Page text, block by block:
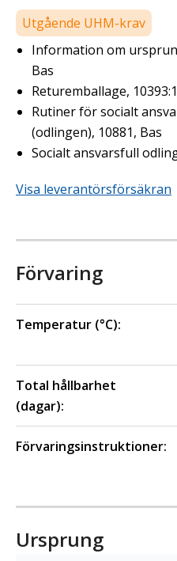
Utgående UHM-krav
Information om
Bas
Returemballage,
Rutiner för socialt
(odlingen), 10881, Bas
Socialt ansvarsfull
Visa leverantörsförsäkran
Förvaring
Temperatur (°C):
Total hållbarhet
(dagar):
Förvaringsinstruktioner:
Ursprung